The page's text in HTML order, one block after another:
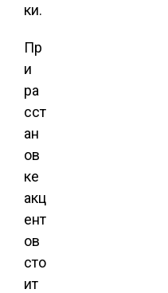
ки.
Пр
и
ра
сст
ан
ов
ке
акц
ент
ов
сто
ит